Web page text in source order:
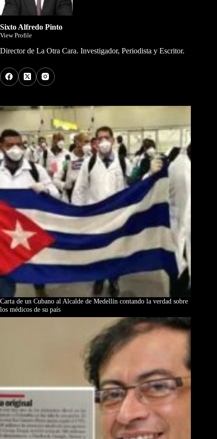
Sixto Alfredo Pinto
View Profile
Director de La Otra Cara. Investigador, Periodista y Escritor.
Carta de un Cubano al Alcalde de Medellín contando la verdad sobre
los médicos de su país